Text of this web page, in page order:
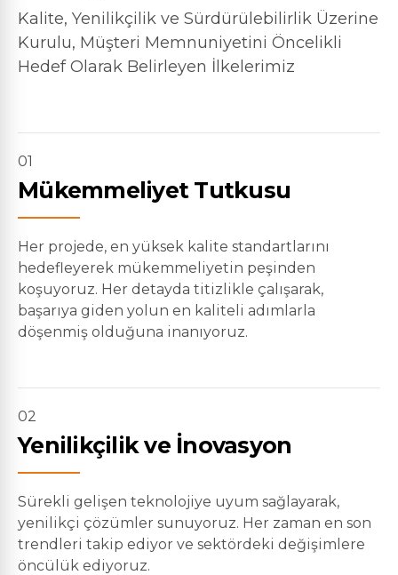
Kalite, Yenilikçilik ve Sürdürülebilirlik Üzerine
Kurulu, Müşteri Memnuniyetini Öncelikli
Hedef Olarak Belirleyen İlkelerimiz
01
Mükemmeliyet Tutkusu
Her projede, en yüksek kalite standartlarını
hedefleyerek mükemmeliyetin peşinden
koşuyoruz. Her detayda titizlikle çalışarak,
başarıya giden yolun en kaliteli adımlarla
döşenmiş olduğuna inanıyoruz.
02
Yenilikçilik ve İnovasyon
Sürekli gelişen teknolojiye uyum sağlayarak,
yenilikçi çözümler sunuyoruz. Her zaman en son
trendleri takip ediyor ve sektördeki değişimlere
öncülük ediyoruz.